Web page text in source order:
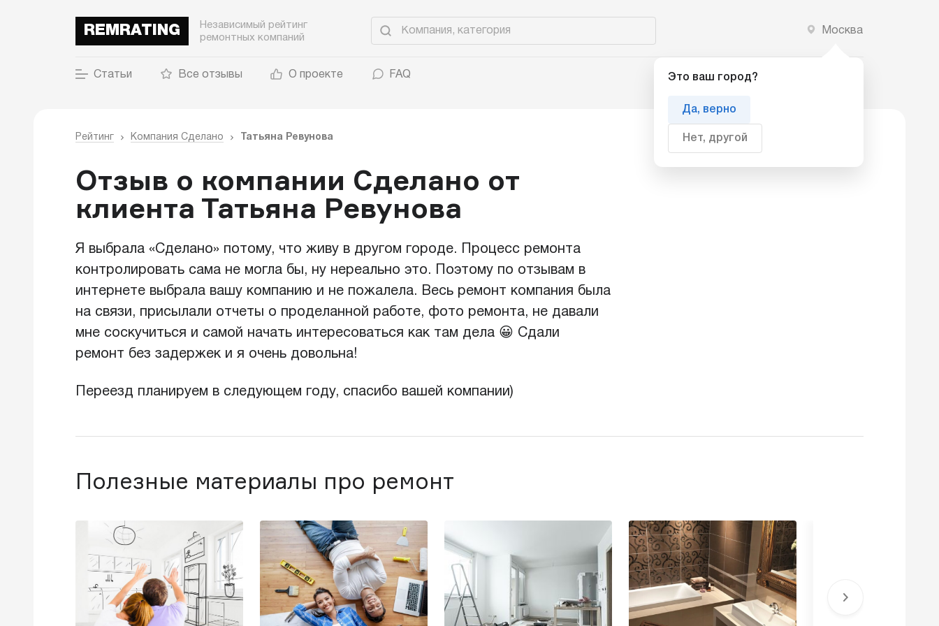
REMRATING
Независимый рейтинг
ремонтных компаний
Москва
Это ваш город?
Да, верно
Нет, другой
Статьи Все отзывы О проекте FAQ Добавить компанию
Рейтинг Компания Сделано Татьяна Ревунова
Отзыв о компании Сделано от
клиента Татьяна Ревунова
Я выбрала «Сделано» потому, что живу в другом городе. Процесс ремонта
контролировать сама не могла бы, ну нереально это. Поэтому по отзывам в
интернете выбрала вашу компанию и не пожалела. Весь ремонт компания была
на связи, присылали отчеты о проделанной работе, фото ремонта, не давали
мне соскучиться и самой начать интересоваться как там дела 😀 Сдали
ремонт без задержек и я очень довольна!
Переезд планируем в следующем году, спасибо вашей компании)
Полезные материалы про ремонт